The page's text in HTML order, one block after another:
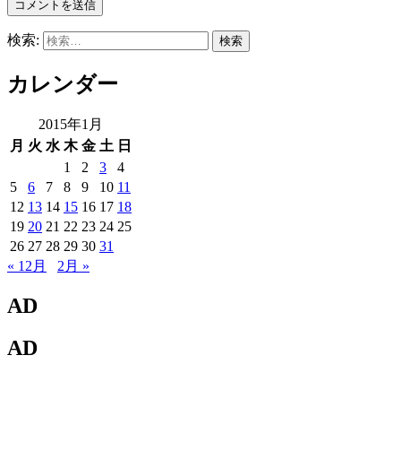
検索:
カレンダー
2015年1月
月 火 水 木 金 土 日
1
2 3
4
5
6 7 8 9 10 11
12 13 14 15 16 17 18
19 20 21 22 23 24 25
26 27 28 29 30 31
« 12月
2月 »
AD
AD